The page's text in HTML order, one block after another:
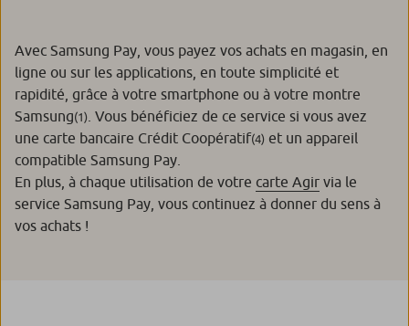
Avec Samsung Pay, vous payez vos achats en magasin, en
ligne ou sur les applications, en toute simplicité et
rapidité, grâce à votre smartphone ou à votre montre
Samsung(1) . Vous bénéficiez de ce service si vous avez
une carte bancaire Crédit Coopératif(4) et un appareil
compatible Samsung Pay.
En plus, à chaque utilisation de votre carte Agir via le
service Samsung Pay, vous continuez à donner du sens à
vos achats !